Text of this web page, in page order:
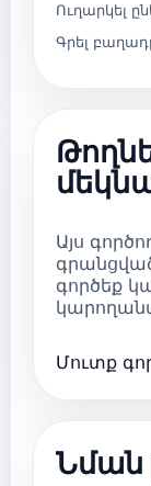
Ուղարկել
Գրել
Այս
գործեք
Մուտք